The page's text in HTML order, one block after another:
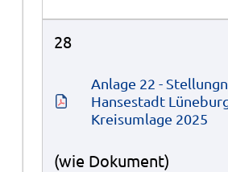
28
Anlage 22 -
Hansestadt
Kreisumlage 2025
(wie Dokument)